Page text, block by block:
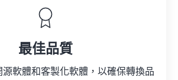
最佳品質
軟體和客製化軟體，以確保轉換品